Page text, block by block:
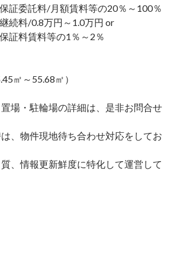
委託料/月額賃料等の20％～100％
料/0.8万円～1.0万円 or
料賃料等の1％～2％
㎡～55.68㎡）
場・駐輪場の詳細は、是非お問合せ
、物件現地待ち合わせ対応をしてお
、情報更新鮮度に特化して運営して